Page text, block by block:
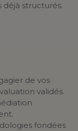
structurés.
de vos
validés.
fondées